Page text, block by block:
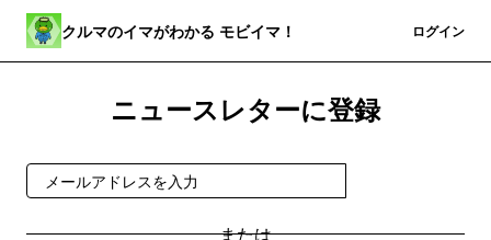
クルマのイマがわかる モビイマ！ ログイン
ニュースレターに登録